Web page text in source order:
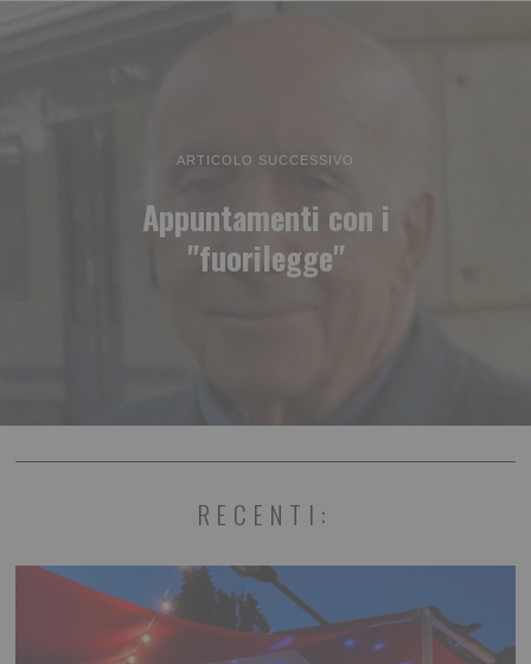
ARTICOLO SUCCESSIVO
Appuntamenti con i
"fuorilegge"
RECENTI: